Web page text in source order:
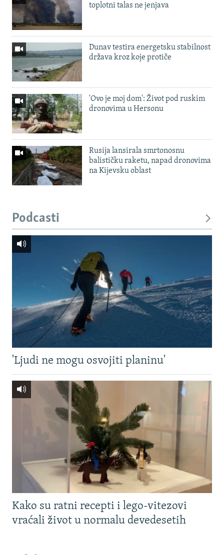
toplotni talas ne jenjava
Dunav testira energetsku stabilnost
država kroz koje protiče
'Ovo je moj dom': Život pod ruskim
dronovima u Hersonu
Rusija lansirala smrtonosnu
balističku raketu, napad dronovima
na Kijevsku oblast
Podcasti
'Ljudi ne mogu osvojiti planinu'
Kako su ratni recepti i lego-vitezovi
vraćali život u normalu devedesetih